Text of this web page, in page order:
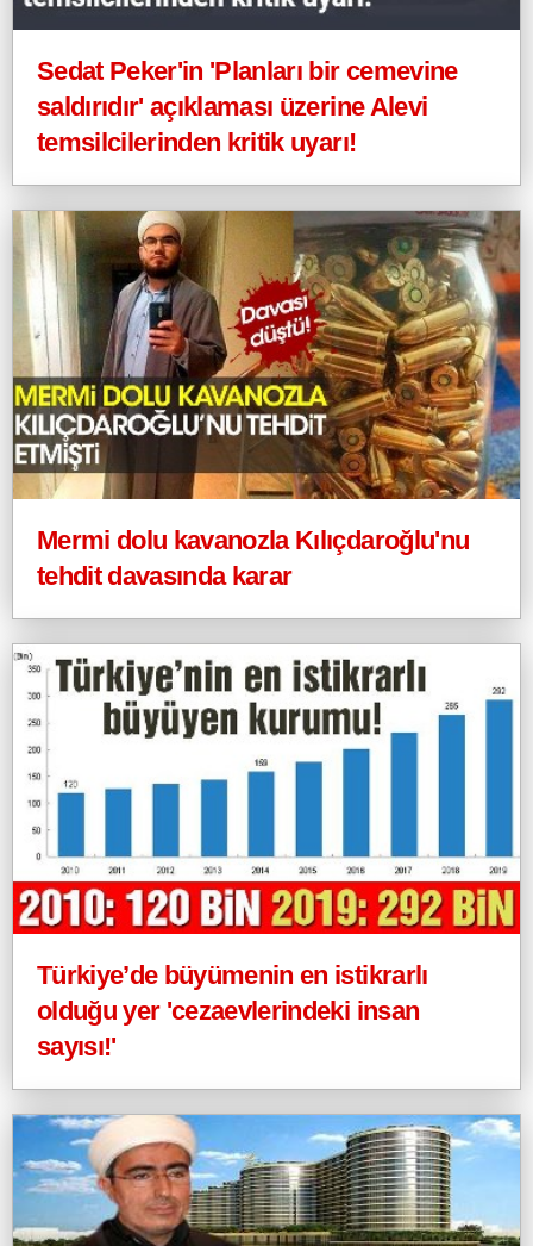
Sedat Peker'in 'Planları bir cemevine
saldırıdır' açıklaması üzerine Alevi
temsilcilerinden kritik uyarı!
Mermi dolu kavanozla Kılıçdaroğlu'nu
tehdit davasında karar
Türkiye’de büyümenin en istikrarlı
olduğu yer 'cezaevlerindeki insan
sayısı!'